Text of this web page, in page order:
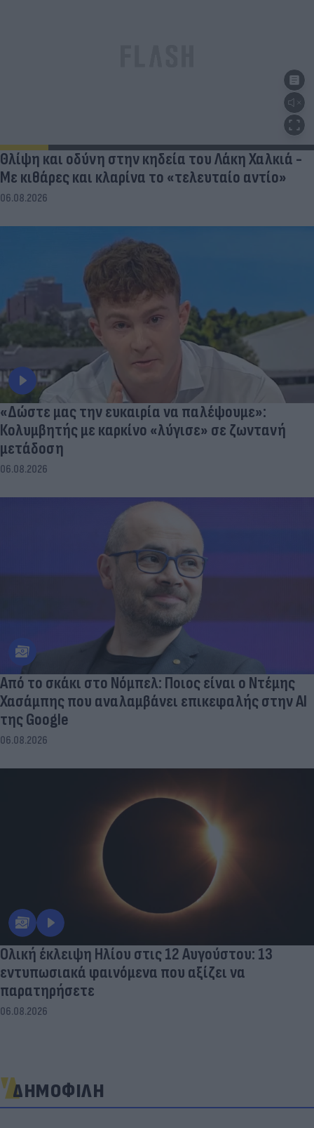
Θλίψη και οδύνη στην κηδεία του Λάκη Χαλκιά -
Με κιθάρες και κλαρίνα το «τελευταίο αντίο»
06.08.2026
«Δώστε μας την ευκαιρία να παλέψουμε»:
Κολυμβητής με καρκίνο «λύγισε» σε ζωντανή
μετάδοση
06.08.2026
Από το σκάκι στο Νόμπελ: Ποιος είναι ο Ντέμης
Χασάμπης που αναλαμβάνει επικεφαλής στην ΑΙ
της Google
06.08.2026
Ολική έκλειψη Ηλίου στις 12 Αυγούστου: 13
εντυπωσιακά φαινόμενα που αξίζει να
παρατηρήσετε
06.08.2026
ΔΗΜΟΦΙΛΗ